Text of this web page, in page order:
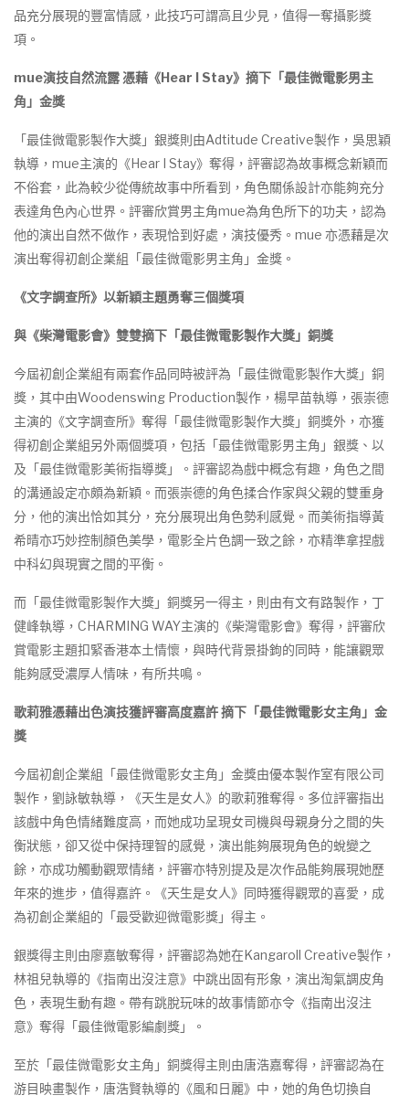
品充分展現的豐富情感，此技巧可謂高且少見，值得一奪攝影獎
項。
mue演技自然流露 憑藉《Hear I Stay》摘下「最佳微電影男主
角」金獎
「最佳微電影製作大獎」銀獎則由Adtitude Creative製作，吳思穎
執導，mue主演的《Hear I Stay》奪得，評審認為故事概念新穎而
不俗套，此為較少從傳統故事中所看到，角色關係設計亦能夠充分
表達角色內心世界。評審欣賞男主角mue為角色所下的功夫，認為
他的演出自然不做作，表現恰到好處，演技優秀。mue 亦憑藉是次
演出奪得初創企業組「最佳微電影男主角」金獎。
《文字調查所》以新穎主題勇奪三個獎項
與《柴灣電影會》雙雙摘下「最佳微電影製作大獎」銅獎
今屆初創企業組有兩套作品同時被評為「最佳微電影製作大獎」銅
獎，其中由Woodenswing Production製作，楊早苗執導，張崇德
主演的《文字調查所》奪得「最佳微電影製作大獎」銅獎外，亦獲
得初創企業組另外兩個獎項，包括「最佳微電影男主角」銀獎、以
及「最佳微電影美術指導獎」。評審認為戲中概念有趣，角色之間
的溝通設定亦頗為新穎。而張崇德的角色揉合作家與父親的雙重身
分，他的演出恰如其分，充分展現出角色勢利感覺。而美術指導黃
希晴亦巧妙控制顏色美學，電影全片色調一致之餘，亦精準拿捏戲
中科幻與現實之間的平衡。
而「最佳微電影製作大獎」銅獎另一得主，則由有文有路製作，丁
健峰執導，CHARMING WAY主演的《柴灣電影會》奪得，評審欣
賞電影主題扣緊香港本土情懷，與時代背景掛鉤的同時，能讓觀眾
能夠感受濃厚人情味，有所共鳴。
歌莉雅憑藉出色演技獲評審高度嘉許摘下「最佳微電影女主角」金
獎
今屆初創企業組「最佳微電影女主角」金獎由優本製作室有限公司
製作，劉詠敏執導，《天生是女人》的歌莉雅奪得。多位評審指出
該戲中角色情緒難度高，而她成功呈現女司機與母親身分之間的失
衡狀態，卻又從中保持理智的感覺，演出能夠展現角色的蛻變之
餘，亦成功觸動觀眾情緒，評審亦特別提及是次作品能夠展現她歷
年來的進步，值得嘉許。《天生是女人》同時獲得觀眾的喜愛，成
為初創企業組的「最受歡迎微電影獎」得主。
銀獎得主則由廖嘉敏奪得，評審認為她在Kangaroll Creative製作，
林祖兒執導的《指南出沒注意》中跳出固有形象，演出淘氣調皮角
色，表現生動有趣。帶有跳脫玩味的故事情節亦令《指南出沒注
意》奪得「最佳微電影編劇獎」。
至於「最佳微電影女主角」銅獎得主則由唐浩嘉奪得，評審認為在
游目映畫製作，唐浩賢執導的《風和日麗》中，她的角色切換自